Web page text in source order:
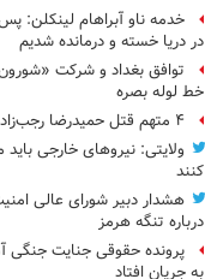
در دریا خسته و درمانده‌ شدیم
توافق بغداد و شرکت
خط لوله بصره
۴ متهم قتل حمیدرضا رجب‌زاده دستگیر شدند
ولایتی: نیروهای خارجی
کنند
هشدار دبیر شورای عالی
درباره تنگه هرمز
پرونده حقوقی جنایت جنگی
به جریان افتاد